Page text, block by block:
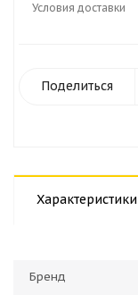
Условия доставки
Поделиться
Характеристики
Бренд